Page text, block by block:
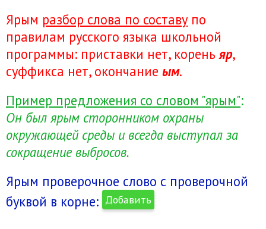
Ярым разбор слова по составу по
правилам русского языка школьной
программы: приставки нет, кореньяр,
суффикса нет, окончание ым.
Пример предложения со словом "ярым":
Он был ярым сторонником охраны
окружающей среды и всегда выступал за
сокращение выбросов.
Ярым проверочное слово с проверочной
буквой в корне: Добавить